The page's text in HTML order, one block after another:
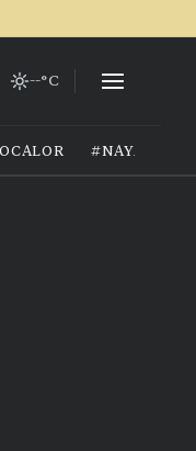
--°C
#NAYARIT